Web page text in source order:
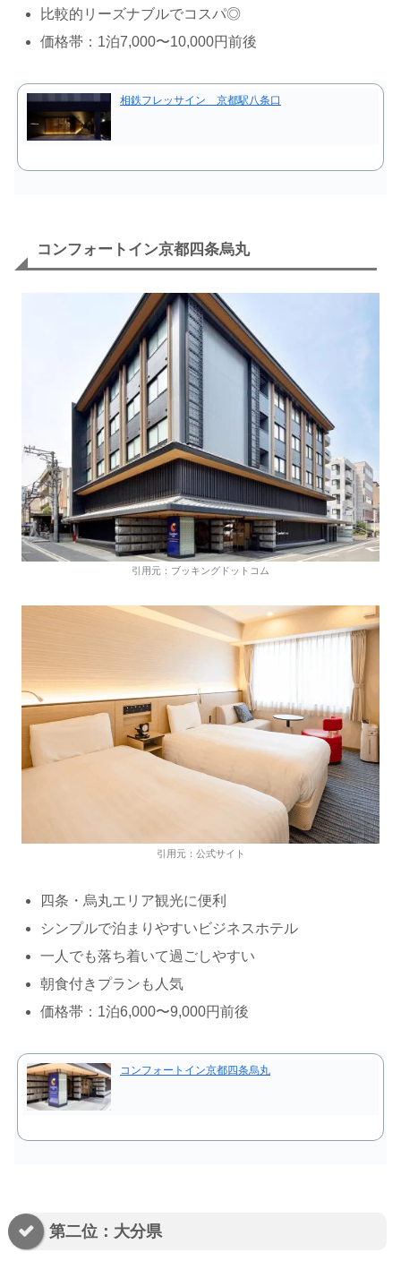
比較的リーズナブルでコスパ◎
価格帯：1泊7,000〜10,000円前後
相鉄フレッサイン 京都駅八条口
コンフォートイン京都四条烏丸
引用元：ブッキングドットコム
引用元：公式サイト
四条・烏丸エリア観光に便利
シンプルで泊まりやすいビジネスホテル
一人でも落ち着いて過ごしやすい
朝食付きプランも人気
価格帯：1泊6,000〜9,000円前後
コンフォートイン京都四条烏丸
第二位：大分県